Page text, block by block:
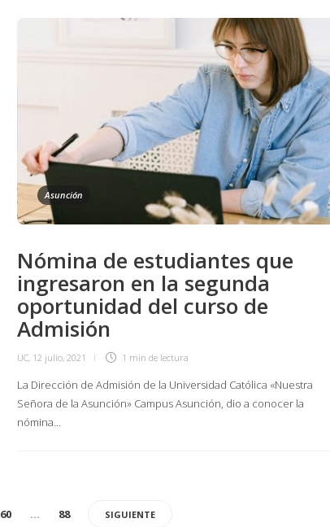
Asunción
Nómina de estudiantes que
ingresaron en la segunda
oportunidad del curso de
Admisión
UC, 12 julio, 2021 1 min de lectura
La Dirección de Admisión de la Universidad Católica «Nuestra
Señora de la Asunción» Campus Asunción, dio a conocer la
nómina…
60 … 88 SIGUIENTE